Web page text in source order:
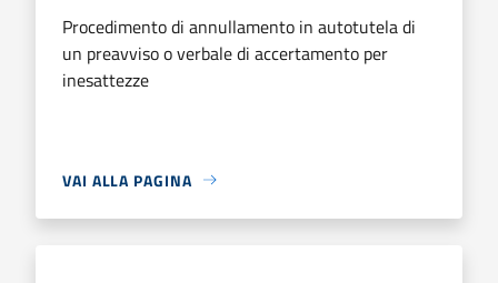
Procedimento di annullamento in autotutela di
un preavviso o verbale di accertamento per
inesattezze
VAI ALLA PAGINA